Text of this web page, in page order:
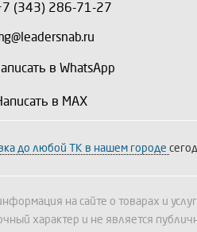
(343) 286-71-27
в WhatsApp
в MAX
до любой ТК в нашем городе
на сайте о товарах и
характер и не является